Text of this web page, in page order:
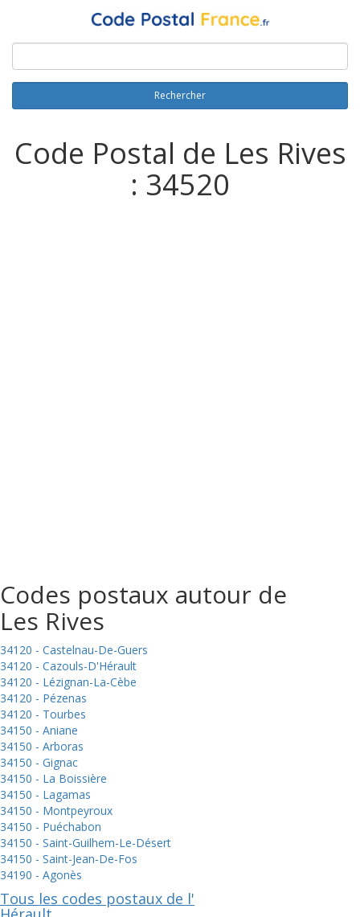
Rechercher
Code Postal de Les Rives
: 34520
Codes postaux autour de
Les Rives
34120 - Castelnau-De-Guers
34120 - Cazouls-D'Hérault
34120 - Lézignan-La-Cèbe
34120 - Pézenas
34120 - Tourbes
34150 - Aniane
34150 - Arboras
34150 - Gignac
34150 - La Boissière
34150 - Lagamas
34150 - Montpeyroux
34150 - Puéchabon
34150 - Saint-Guilhem-Le-Désert
34150 - Saint-Jean-De-Fos
34190 - Agonès
Tous les codes postaux de l'